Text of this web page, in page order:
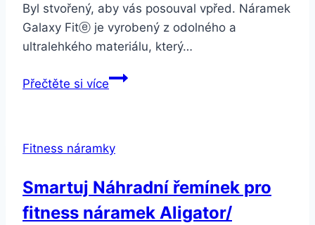
Byl stvořený, aby vás posouval vpřed. Náramek
Galaxy Fitⓔ je vyrobený z odolného a
ultralehkého materiálu, který…
Přečtěte si víceSamsung
SM-
bílý
Fitness náramky
Smartuj Náhradní řemínek pro
fitness náramek Aligator/